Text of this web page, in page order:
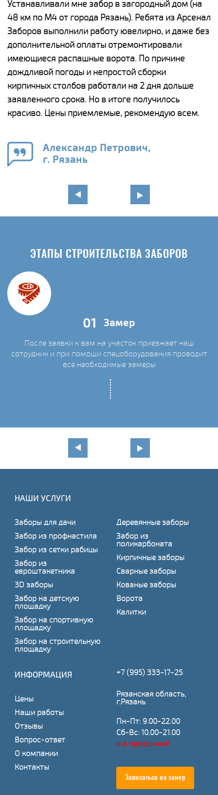
Устанавливали мне забор в загородный дом (на
48 км по М4 от города Рязань). Ребята из Арсенал
Заборов выполнили работу ювелирно, и даже без
дополнительной оплаты отремонтировали
имеющиеся распашные ворота. По причине
дождливой погоды и непростой сборки
кирпичных столбов работали на 2 дня дольше
заявленного срока. Но в итоге получилось
красиво. Цены приемлемые, рекомендую всем.
Александр Петрович,
г. Рязань
ЭТАПЫ СТРОИТЕЛЬСТВА ЗАБОРОВ
01 Замер
После заявки к вам на участок приезжает наш
сотрудник и при помощи спецоборудования проводит
все необходимые замеры
НАШИ УСЛУГИ
Заборы для дачи
Забор из профнастила
Забор из сетки рабицы
Забор из
евроштакетника
3D заборы
Забор на детскую
площадку
Забор на спортивную
площадку
Забор на строительную
площадку
Деревянные заборы
Забор из
поликарбоната
Кирпичные заборы
Сварные заборы
Кованые заборы
Ворота
Калитки
ИНФОРМАЦИЯ
Цены
Наши работы
Отзывы
Вопрос-ответ
О компании
Контакты
+7 (995) 333-17-25
Рязанская область,
г.Рязань
Пн-Пт: 9.00-22.00
Сб-Вс: 10.00-21.00
и в праздники!
Записаться на замер